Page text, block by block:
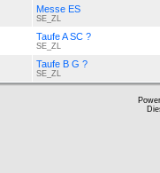
Messe ES
SE_ZL
Taufe A SC ?
SE_ZL
Taufe B G ?
SE_ZL